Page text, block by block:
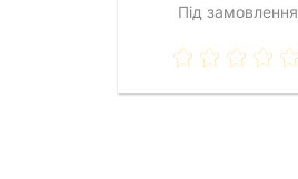
Під замовлення